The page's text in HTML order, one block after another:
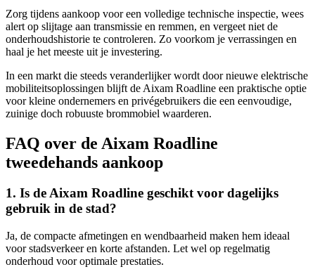
Zorg tijdens aankoop voor een volledige technische inspectie, wees
alert op slijtage aan transmissie en remmen, en vergeet niet de
onderhoudshistorie te controleren. Zo voorkom je verrassingen en
haal je het meeste uit je investering.
In een markt die steeds veranderlijker wordt door nieuwe elektrische
mobiliteitsoplossingen blijft de Aixam Roadline een praktische optie
voor kleine ondernemers en privégebruikers die een eenvoudige,
zuinige doch robuuste brommobiel waarderen.
FAQ over de Aixam Roadline
tweedehands aankoop
1. Is de Aixam Roadline geschikt voor dagelijks
gebruik in de stad?
Ja, de compacte afmetingen en wendbaarheid maken hem ideaal
voor stadsverkeer en korte afstanden. Let wel op regelmatig
onderhoud voor optimale prestaties.